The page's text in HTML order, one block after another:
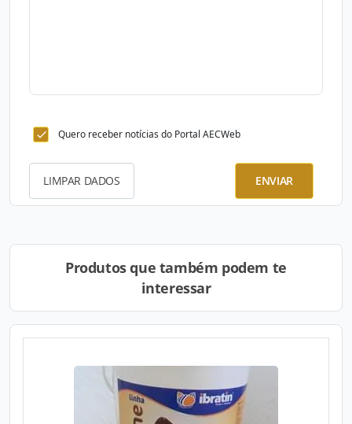
Quero receber notícias do Portal AECWeb
LIMPAR DADOS ENVIAR
Produtos que também podem te
interessar